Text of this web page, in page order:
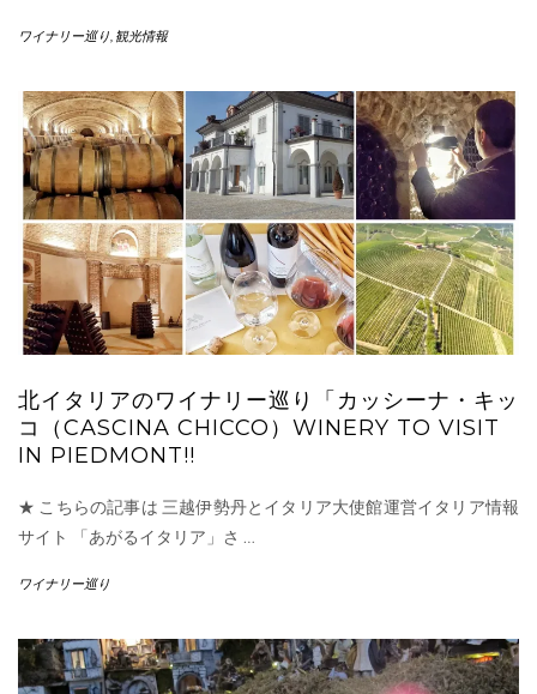
ワイナリー巡り 観光情報
北イタリアのワイナリー巡り「カッシーナ・キッ
コ（CASCINA CHICCO）WINERY TO VISIT
IN PIEDMONT!!
★ こちらの記事は 三越伊勢丹とイタリア大使館運営イタリア情報
サイト 「あがるイタリア」さ …
ワイナリー巡り